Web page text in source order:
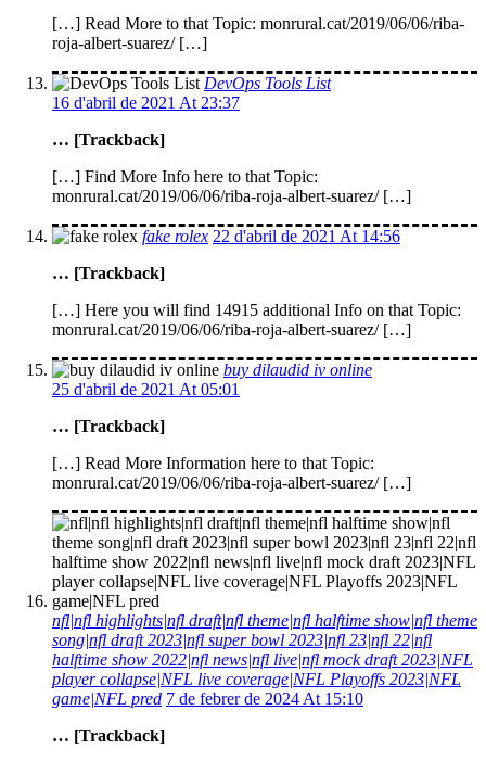
[…] Read More to that Topic: monrural.cat/2019/06/06/riba-
roja-albert-suarez/ […]
DevOps Tools List
16 d'abril de 2021 At 23:37
… [Trackback]
[…] Find More Info here to that Topic:
monrural.cat/2019/06/06/riba-roja-albert-suarez/ […]
fake rolex 22 d'abril de 2021 At 14:56
… [Trackback]
[…] Here you will find 14915 additional Info on that Topic:
monrural.cat/2019/06/06/riba-roja-albert-suarez/ […]
buy dilaudid iv online
25 d'abril de 2021 At 05:01
… [Trackback]
[…] Read More Information here to that Topic:
monrural.cat/2019/06/06/riba-roja-albert-suarez/ […]
nfl|nfl highlights|nfl draft|nfl theme|nfl halftime show|nfl theme
song|nfl draft 2023|nfl super bowl 2023|nfl 23|nfl 22|nfl
halftime show 2022|nfl news|nfl live|nfl mock draft 2023|NFL
player collapse|NFL live coverage|NFL Playoffs 2023|NFL
game|NFL pred 7 de febrer de 2024 At 15:10
… [Trackback]